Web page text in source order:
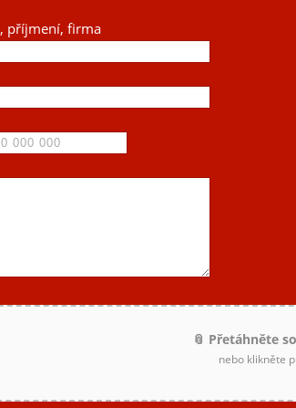
příjmení, firma
📎 Přetáhněte
nebo klikněte